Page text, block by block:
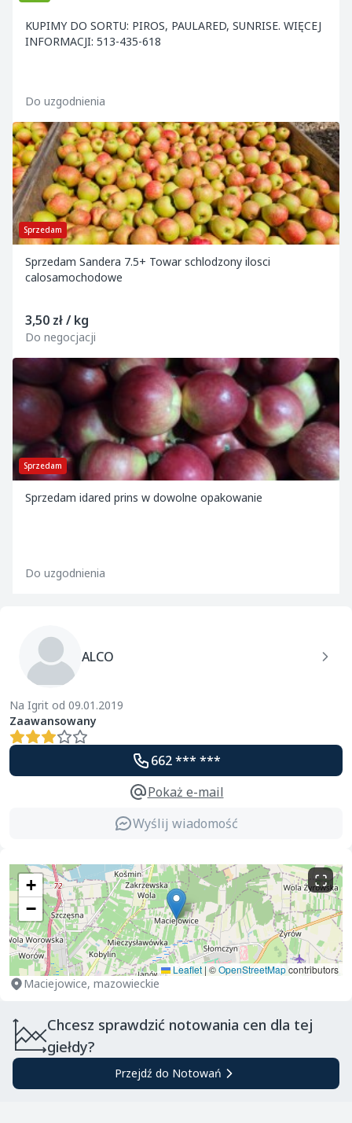
KUPIMY DO SORTU: PIROS, PAULARED, SUNRISE. WIĘCEJ
INFORMACJI: 513-435-618
Do uzgodnienia
Sprzedam
Sprzedam Sandera 7.5+ Towar schlodzony ilosci
calosamochodowe
3,50 zł / kg
Do negocjacji
Sprzedam
Sprzedam idared prins w dowolne opakowanie
Do uzgodnienia
ALCO
Na Igrit od 09.01.2019
Zaawansowany
662 *** ***
Pokaż e-mail
Wyślij wiadomość
+
−
Leaflet |©OpenStreetMapcontributors
Maciejowice, mazowieckie
Chcesz sprawdzić notowania cen dla tej
giełdy?
Przejdź do Notowań